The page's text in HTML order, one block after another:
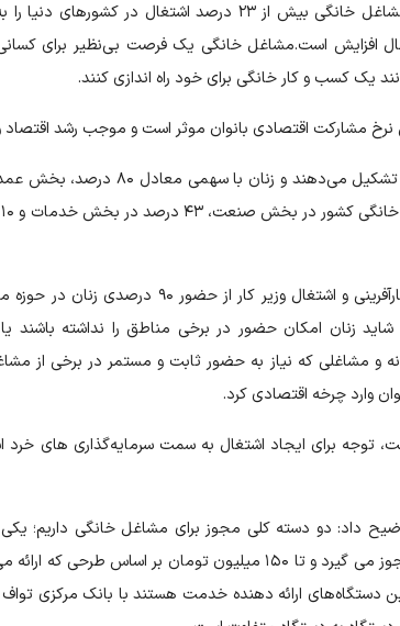
، بر اساس گزارش‌ها مشاغل خانگی بیش از ۲۳ درصد اشتغال
افزایش است.مشاغل خانگی یک فرصت بی‌نظیر برای
یک کسب و کار خانگی برای خود راه اندازی کنند.
مشارکت اقتصادی بانوان موثر است و موجب رشد اقتصاد
طبق آمارها ۲۰ درصد اشتغال کشور را مشاغل خانگی
در همین راستا سید مالک حسینی ـ معاون توسعه کارآفرینی و
زنان امکان حضور در برخی مناطق را نداشته باشند
و مشاغلی که نیاز به حضور ثابت و مستمر در برخی از
وارد چرخه اقتصادی کرد.
توجه برای ایجاد اشتغال به سمت سرمایه‌گذاری های خرد
داد: دو دسته کلی مجوز برای مشاغل خانگی داریم؛
مستقل است که شخص برای خودش کار می کند و مجوز می گیرد و تا ۱۵۰ میلیون تومان
ارائه دهنده خدمت هستند با بانک مرکزی تواف